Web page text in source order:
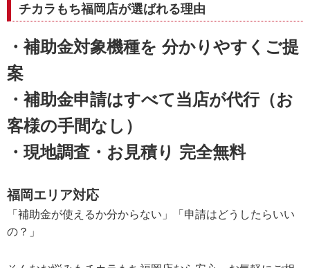
チカラもち福岡店が選ばれる理由
・補助金対象機種を 分かりやすくご提
案
・補助金申請はすべて当店が代行（お
客様の手間なし）
・現地調査・お見積り 完全無料
福岡エリア対応
「補助金が使えるか分からない」「申請はどうしたらいい
の？」